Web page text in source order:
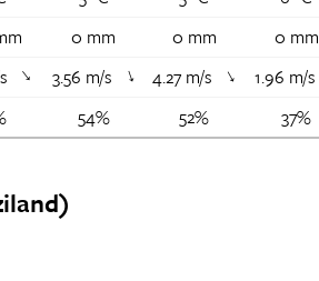
0 mm 0 mm 0 mm
↑ 3.56 m/s ↑ 4.27 m/s ↑ 1.96 m/s
54% 52% 37%